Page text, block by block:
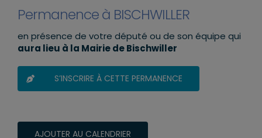
Permanence à BISCHWILLER
en présence de votre député ou de son équipe qui
aura lieu à la Mairie de Bischwiller
S’INSCRIRE À CETTE PERMANENCE
AJOUTER AU CALENDRIER